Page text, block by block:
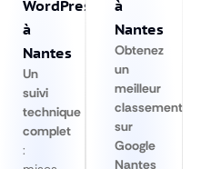
WordPress
à
Nantes
Un
suivi
technique
complet
:
à
Nantes
Obtenez
un
meilleur
classement
sur
Google
Nantes